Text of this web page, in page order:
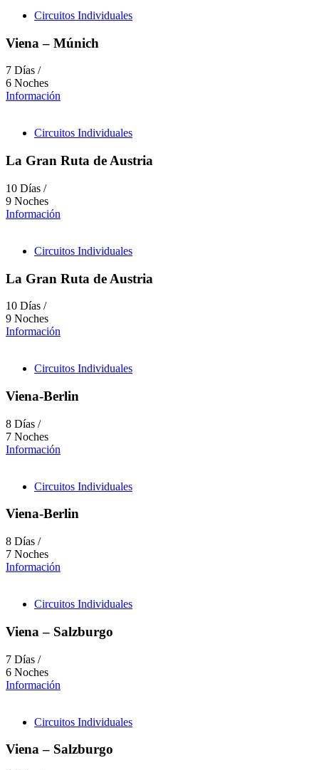
Circuitos Individuales
Viena – Múnich
7 Días /
6 Noches
Información
Circuitos Individuales
La Gran Ruta de Austria
10 Días /
9 Noches
Información
Circuitos Individuales
La Gran Ruta de Austria
10 Días /
9 Noches
Información
Circuitos Individuales
Viena-Berlin
8 Días /
7 Noches
Información
Circuitos Individuales
Viena-Berlin
8 Días /
7 Noches
Información
Circuitos Individuales
Viena – Salzburgo
7 Días /
6 Noches
Información
Circuitos Individuales
Viena – Salzburgo